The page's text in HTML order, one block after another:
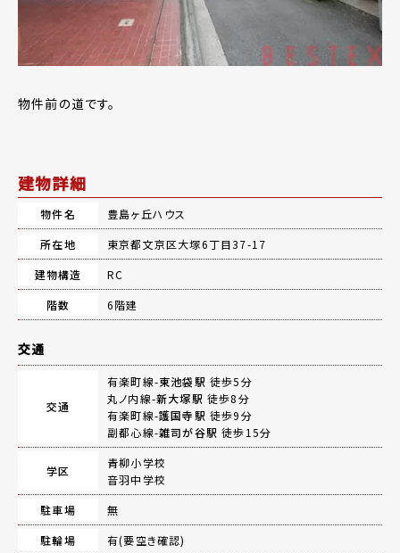
物件前の道です。
建物詳細
物件名
豊島ヶ丘ハウス
所在地
東京都文京区大塚6丁目37-17
建物構造
RC
階数
6階建
交通
交通
有楽町線-東池袋駅 徒歩5分
丸ノ内線-新大塚駅 徒歩8分
有楽町線-護国寺駅 徒歩9分
副都心線-雑司が谷駅 徒歩15分
学区
青柳小学校
音羽中学校
駐車場
無
駐輪場
有(要空き確認)